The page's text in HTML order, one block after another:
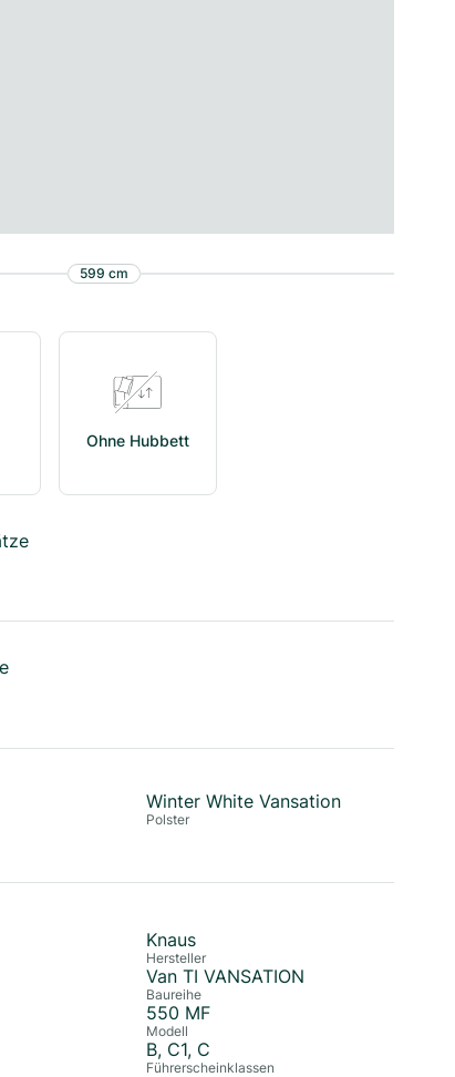
599 cm
Ohne Hubbett
Winter White Vansation
Polster
Knaus
Hersteller
Van TI VANSATION
Baureihe
550 MF
Modell
B, C1, C
Führerscheinklassen